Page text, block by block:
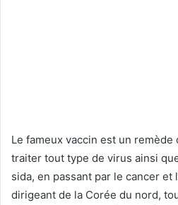
Le fameux vaccin est un remède
traiter tout type de virus ainsi
sida, en passant par le cancer et
dirigeant de la Corée du nord,